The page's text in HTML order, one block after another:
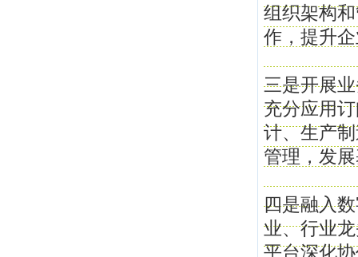
组织架构
作，提升
三是开展
充分应用
计、生产
管理，发
四是融入
业、行业
平台深化